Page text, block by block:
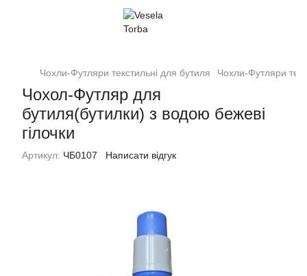
Чохли-Футляри текстильні для бутиля Чохли-Футляри
Чохол-Футляр для
бутиля(бутилки) з водою бежеві
гілочки
Артикул: ЧБ0107 Написати відгук